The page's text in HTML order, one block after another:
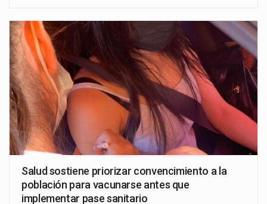
Salud sostiene priorizar convencimiento a la
población para vacunarse antes que
implementar pase sanitario